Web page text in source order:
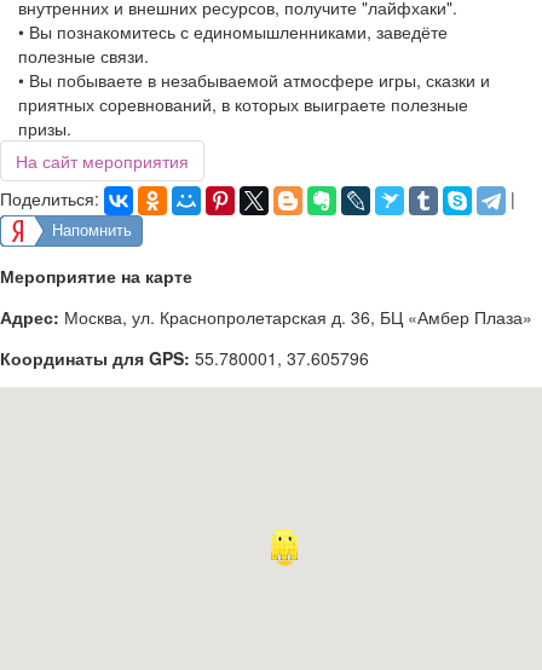
внутренних и внешних ресурсов, получите "лайфхаки".
• Вы познакомитесь с единомышленниками, заведёте
полезные связи.
• Вы побываете в незабываемой атмосфере игры, сказки и
приятных соревнований, в которых выиграете полезные
призы.
На сайт мероприятия
Поделиться:
|
Напомнить
Мероприятие на карте
Адрес: Москва, ул. Краснопролетарская д. 36, БЦ «Амбер Плаза»
Координаты для GPS: 55.780001 , 37.605796